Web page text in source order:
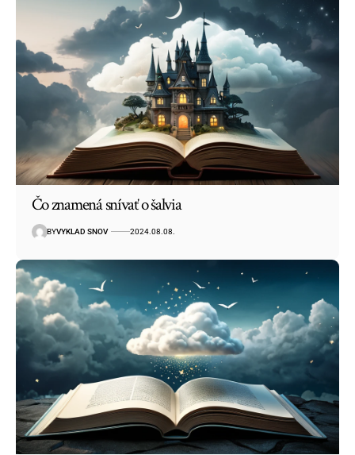
Čo znamená snívať o šalvia
BYVYKLAD SNOV 2024.08.08.